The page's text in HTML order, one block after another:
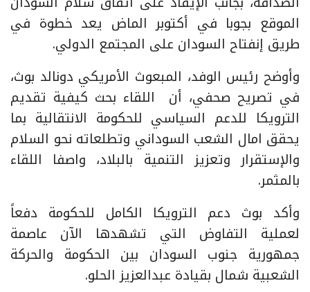
الموقع بجوبا في أكتوبر الماض يعد خطوة في
طريق إنفتاح السودان على المجتمع الدولي.
وأوضح رئيس الوفد، المبعوث الأمريكي دونالد بوث،
في تصريح صحفي، أن اللقاء بحث كيفية تقديم
الترويكا للدعم السياسي للحكومة الانتقالية بما
يحقق امال الشعب السوداني وتطلعاته نحو السلام
والإستقرار وتعزيز التنمية بالبلاد، واصفا اللقاء
بالمثمر.
وأكد بوث دعم الترويكا الكامل للحكومة دفعاً
لعملية التفاوض التي تشهدها الآن عاصمة
جمهورية جنوب السودان بين الحكومة والحركة
الشعبية شمال بقيادة عبدالعزيز الحلو.